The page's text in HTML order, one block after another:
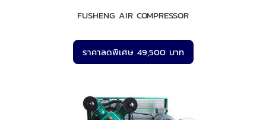
FUSHENG AIR COMPRESSOR
ราคาลดพิเศษ 49,500 บาท